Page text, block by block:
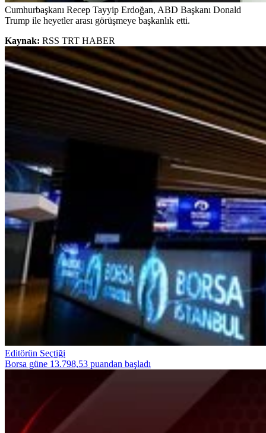
Cumhurbaşkanı Recep Tayyip Erdoğan, ABD Başkanı Donald
Trump ile heyetler arası görüşmeye başkanlık etti.
Kaynak: RSS TRT HABER
Editörün Seçtiği
Borsa güne 13.798,53 puandan başladı